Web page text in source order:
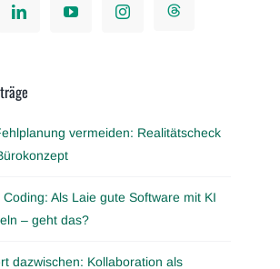
vermeiden: Realitätscheck
Coding: Als Laie gute Software mit KI
– geht das?
dazwischen: Kollaboration als